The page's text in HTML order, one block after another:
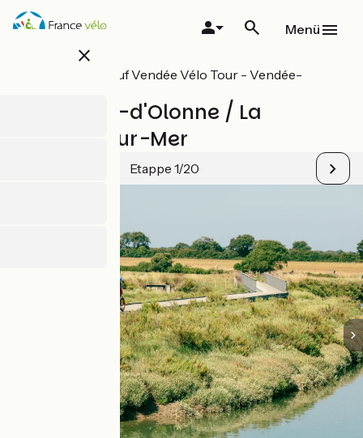
Direkt
zum
close
Menü
Alle Etappen auf Vendée Vélo Tour - Vendée-
Les Sables-d'Olonne / La
Tranche-sur-Mer
Etappe 1/20